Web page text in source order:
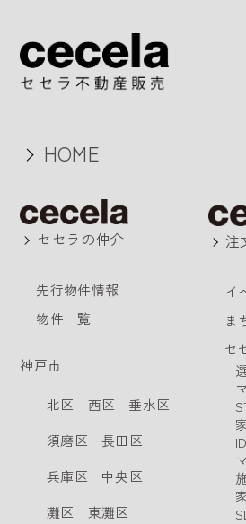
HOME
セセラの仲介
先行物件情報
物件一覧
神戸市
北区 西区
垂水区
須磨区
長田区
兵庫区
中央区
灘区
東灘区
注
イ
ま
セ